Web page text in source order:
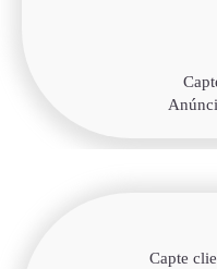
Capte